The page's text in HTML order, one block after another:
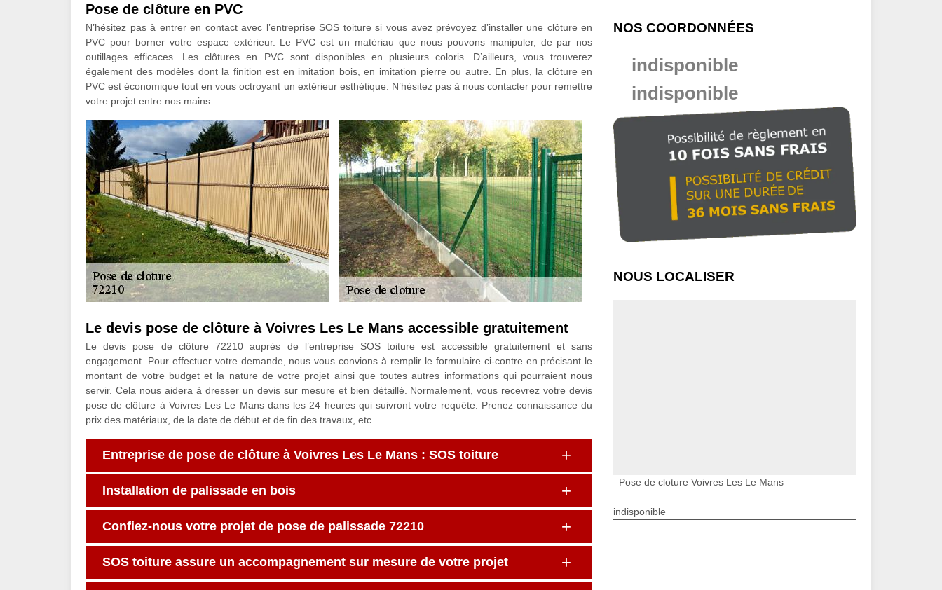
Pose de clôture en PVC
N’hésitez pas à entrer en contact avec l’entreprise SOS toiture si vous avez prévoyez d’installer une clôture en
PVC pour borner votre espace extérieur. Le PVC est un matériau que nous pouvons manipuler, de par nos
outillages efficaces. Les clôtures en PVC sont disponibles en plusieurs coloris. D’ailleurs, vous trouverez
également des modèles dont la finition est en imitation bois, en imitation pierre ou autre. En plus, la clôture en
PVC est économique tout en vous octroyant un extérieur esthétique. N’hésitez pas à nous contacter pour remettre
votre projet entre nos mains.
Le devis pose de clôture à Voivres Les Le Mans accessible gratuitement
Le devis pose de clôture 72210 auprès de l’entreprise SOS toiture est accessible gratuitement et sans
engagement. Pour effectuer votre demande, nous vous convions à remplir le formulaire ci-contre en précisant le
montant de votre budget et la nature de votre projet ainsi que toutes autres informations qui pourraient nous
servir. Cela nous aidera à dresser un devis sur mesure et bien détaillé. Normalement, vous recevrez votre devis
pose de clôture à Voivres Les Le Mans dans les 24 heures qui suivront votre requête. Prenez connaissance du
prix des matériaux, de la date de début et de fin des travaux, etc.
Entreprise de pose de clôture à Voivres Les Le Mans : SOS toiture
Installation de palissade en bois
Confiez-nous votre projet de pose de palissade 72210
SOS toiture assure un accompagnement sur mesure de votre projet
NOS COORDONNÉES
indisponible
indisponible
NOUS LOCALISER
Pose de cloture Voivres Les Le Mans
indisponible